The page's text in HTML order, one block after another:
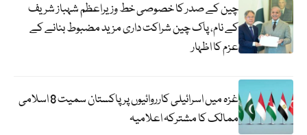
چین کے صدر کا خصوصی خط وزیراعظم شہباز شریف
کے نام، پاک چین شراکت داری مزید مضبوط بنانے کے
عزم کا اظہار
غزہ میں اسرائیلی کارروائیوں پر پاکستان سمیت 8 اسلامی
ممالک کا مشترکہ اعلامیہ